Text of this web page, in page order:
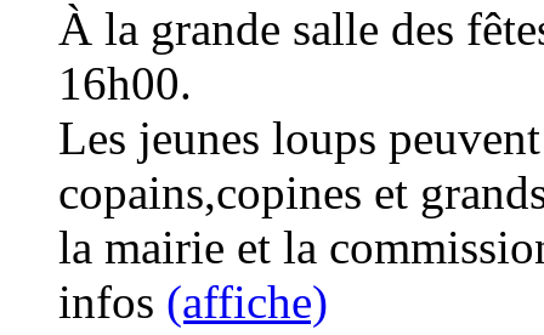
À la grande salle des
16h00.
Les jeunes loups
copains,copines et
la mairie et la
infos (affiche)